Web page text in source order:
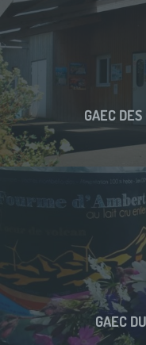
GAEC
GAEC